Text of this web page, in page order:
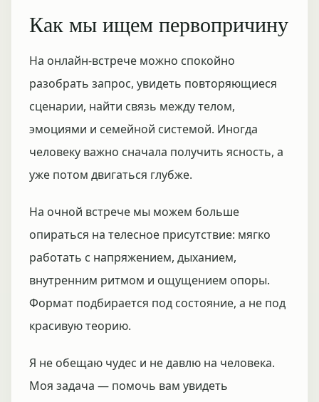
Как мы ищем первопричину
На онлайн-встрече можно спокойно
разобрать запрос, увидеть повторяющиеся
сценарии, найти связь между телом,
эмоциями и семейной системой. Иногда
человеку важно сначала получить ясность, а
уже потом двигаться глубже.
На очной встрече мы можем больше
опираться на телесное присутствие: мягко
работать с напряжением, дыханием,
внутренним ритмом и ощущением опоры.
Формат подбирается под состояние, а не под
красивую теорию.
Я не обещаю чудес и не давлю на человека.
Моя задача — помочь вам увидеть